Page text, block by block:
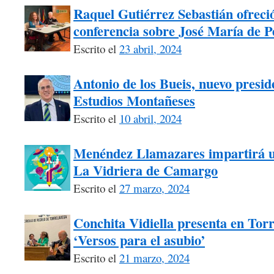
Raquel Gutiérrez Sebastián
conferencia sobre José María de
Escrito el 23 abril, 2024
Antonio de los Bueis, nuevo
Estudios Montañeses
Escrito el 10 abril, 2024
Menéndez Llamazares impartirá
La Vidriera de Camargo
Escrito el 27 marzo, 2024
Conchita Vidiella presenta en
‘Versos para el asubio’
Escrito el 21 marzo, 2024